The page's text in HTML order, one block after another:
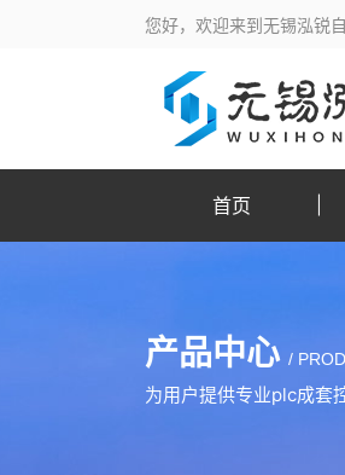
您好，欢迎来到无锡泓锐
首页
产品中心 /
为用户提供专业plc成套